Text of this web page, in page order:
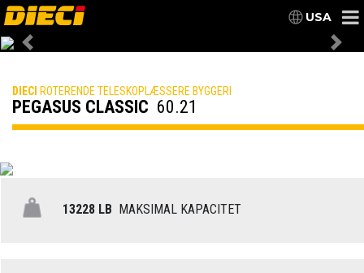
USA
Previous
DIECI ROTERENDE TELESKOPLÆSSERE BYGGERI
PEGASUS CLASSIC 60.21
13228 LB MAKSIMAL KAPACITET